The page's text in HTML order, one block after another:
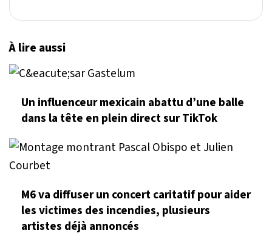
À lire aussi
Un influenceur mexicain abattu d’une balle
dans la tête en plein direct sur TikTok
M6 va diffuser un concert caritatif pour aider
les victimes des incendies, plusieurs
artistes déjà annoncés